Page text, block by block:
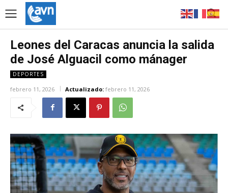
Leones del Caracas anuncia la salida
de José Alguacil como mánager
DEPORTES
febrero 11, 2026 Actualizado: febrero 11, 2026